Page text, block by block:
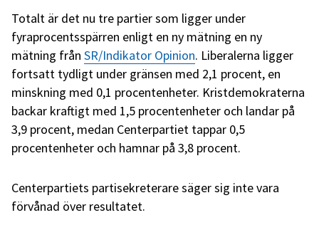
Totalt är det nu tre partier som ligger under
fyraprocentsspärren enligt en ny mätning en ny
mätning från SR/Indikator Opinion. Liberalerna ligger
fortsatt tydligt under gränsen med 2,1 procent, en
minskning med 0,1 procentenheter. Kristdemokraterna
backar kraftigt med 1,5 procentenheter och landar på
3,9 procent, medan Centerpartiet tappar 0,5
procentenheter och hamnar på 3,8 procent.
Centerpartiets partisekreterare säger sig inte vara
förvånad över resultatet.